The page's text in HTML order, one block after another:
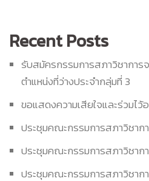
Recent Posts
รับสมัครกรรมการสภาวิชาการ
ตำแหน่งที่ว่างประจำกลุ่มที่ 3
ขอแสดงความเสียใจและร่วมไ
ประชุมคณะกรรมการสภาวิชาก
ประชุมคณะกรรมการสภาวิชาก
ประชุมคณะกรรมการสภาวิชาก